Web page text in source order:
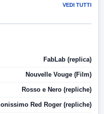
VEDI TUTTI
FabLab (replica)
Nouvelle Vouge (Film)
Rosso e Nero (repliche)
Red Roger (repliche)